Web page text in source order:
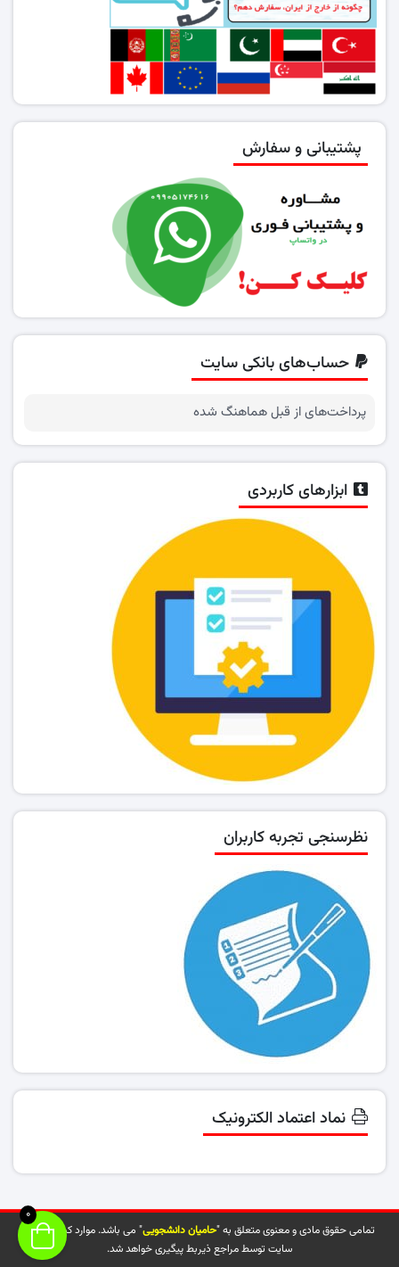
پشتیبانی و سفارش
حساب‌های بانکی سایت
پرداخت‌های از قبل هماهنگ شده
ابزارهای کاربردی
نظرسنجی تجربه کاربران
نماد اعتماد الکترونیک
تمامی حقوق مادی و معنوی متعلق به "حامیان دانشجویی" می باشد. موارد کپی شده از
سایت توسط مراجع ذیربط پیگیری خواهد شد.
0